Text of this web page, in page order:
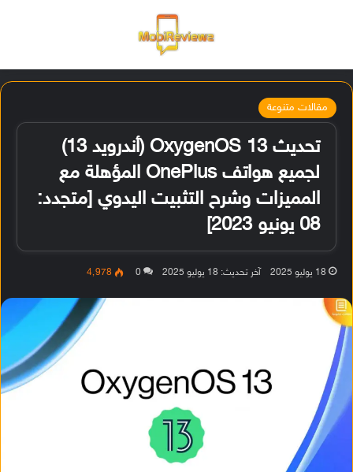
مقالات متنوعة
تحديث OxygenOS 13 (أندرويد 13)
لجميع هواتف OnePlus المؤهلة مع
المميزات وشرح التثبيت اليدوي [متجدد:
08 يونيو 2023]
18 يوليو 2025 آخر تحديث: 18 يوليو 2025 0 4٬978